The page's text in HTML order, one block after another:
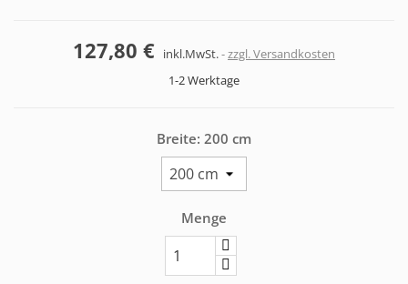
127,80 € inkl.MwSt. zzgl. Versandkosten
1-2 Werktage
Breite: 200 cm
Menge